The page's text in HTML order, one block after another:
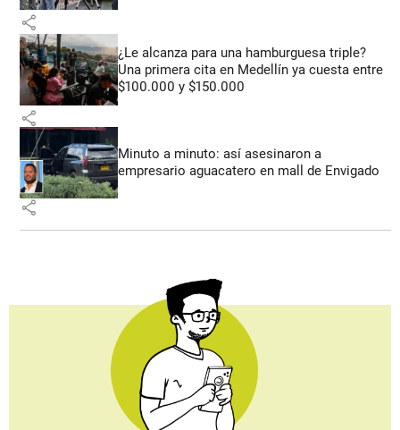
share
¿Le alcanza para una hamburguesa triple?
Una primera cita en Medellín ya cuesta entre
$100.000 y $150.000
share
Minuto a minuto: así asesinaron a
empresario aguacatero en mall de Envigado
share